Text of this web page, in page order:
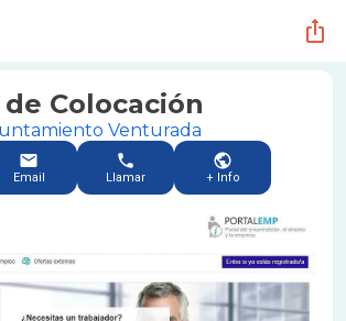
Colocación
Venturada
Email Llamar + Info